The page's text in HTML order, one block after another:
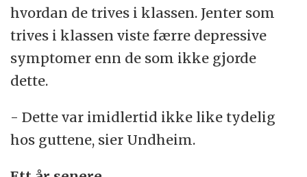
hvordan de trives i klassen. Jenter som
trives i klassen viste færre depressive
symptomer enn de som ikke gjorde
dette.
- Dette var imidlertid ikke like tydelig
hos guttene, sier Undheim.